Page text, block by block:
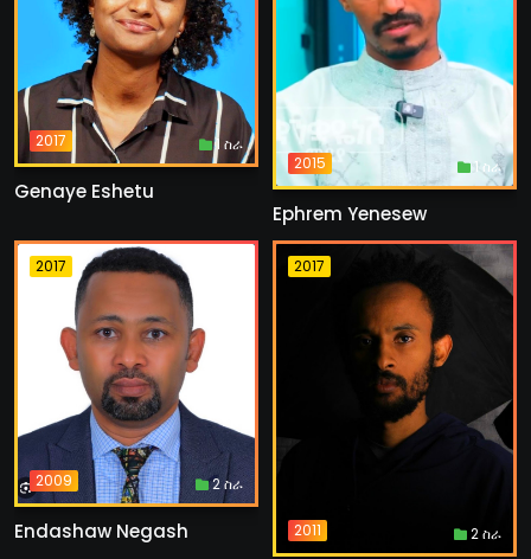
2017 1 ስራ
Genaye Eshetu
2015 1 ስራ
Ephrem Yenesew
2017
2009 2 ስራ
Endashaw Negash
2017
2011 2 ስራ